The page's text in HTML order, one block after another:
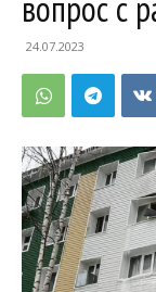
24.07.2023